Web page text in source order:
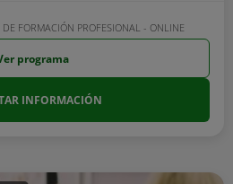
FORMACIÓN PROFESIONAL - ONLINE
programa
INFORMACIÓN